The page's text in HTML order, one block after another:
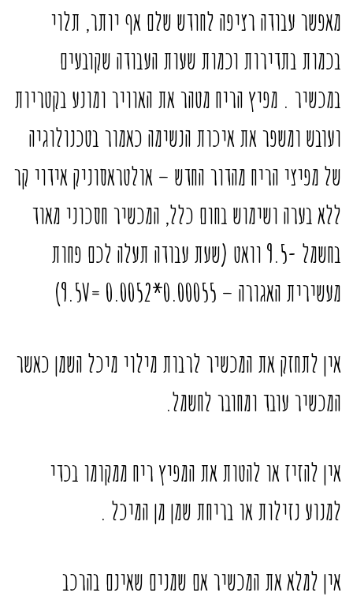
מאפשר עבודה רציפה לחודש שלם אף יותר, תלוי
בכמות בתדירות וכמות שעות העבודה שקובעים
במכשיר . מפיץ הריח מטהר את האוויר ומונע בקטריות
ועובש ומשפר את איכות הנשימה כאמור בטכנולוגיה
של מפיצי הריח מהדור החדש – אולטראסוניק אידוי קר
ללא בערה ושימוש בחום כלל, המכשיר חסכוני מאוד
בחשמל -9.5 וואט (שעת עבודה תעלה לכם פחות
מעשירית האגורה – 0.00055*9.5V= 0.0052)
אין לתחזק את המכשיר לרבות מילוי מיכל השמן כאשר
המכשיר עובד ומחובר לחשמל.
אין להזיז או להטות את המפיץ ריח ממקומו בכדי
למנוע נזילות או בריחת שמן מן המיכל .
אין למלא את המכשיר אם שמנים שאינם בהרכב